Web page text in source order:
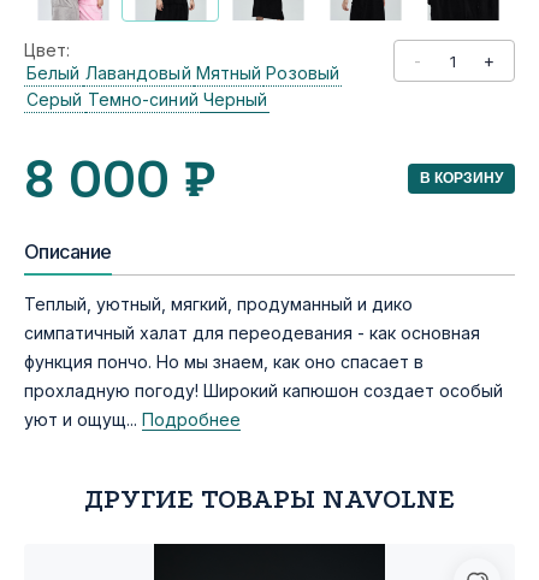
Цвет:
Белый Лавандовый Мятный Розовый
Серый Темно-синий Черный
- +
8 000 ₽ В КОРЗИНУ
Описание
Теплый, уютный, мягкий, продуманный и дико
симпатичный халат для переодевания - как основная
функция пончо. Но мы знаем, как оно спасает в
прохладную погоду! Широкий капюшон создает особый
уют и ощущ... Подробнее
ДРУГИЕ ТОВАРЫ NAVOLNE